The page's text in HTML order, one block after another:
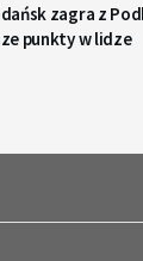
zagra z
punkty w lidze